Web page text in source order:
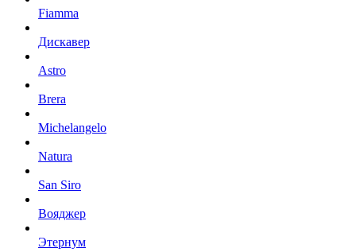
Fiamma
Дискавер
Astro
Brera
Michelangelo
Natura
San Siro
Вояджер
Этернум